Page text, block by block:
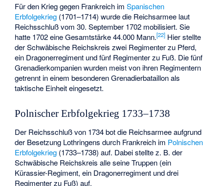
Für den Krieg gegen Frankreich imSpanischen
Erbfolgekrieg (1701–1714) wurde die Reichsarmee laut
Reichsschluß vom 30. September 1702 mobilisiert. Sie
hatte 1702 eine Gesamtstärke 44.000 Mann.[22] Hier stellte
der Schwäbische Reichskreis zwei Regimenter zu Pferd,
ein Dragonerregiment und fünf Regimenter zu Fuß. Die fünf
Grenadierkompanien wurden meist von ihren Regimentern
getrennt in einem besonderen Grenadierbataillon als
taktische Einheit eingesetzt.
Polnischer Erbfolgekrieg 1733–1738
Der Reichsschluß von 1734 bot die Reichsarmee aufgrund
der Besetzung Lothringens durch Frankreich im Polnischen
Erbfolgekrieg (1733–1738) auf. Dabei stellte z. B. der
Schwäbische Reichskreis alle seine Truppen (ein
Kürassier-Regiment, ein Dragonerregiment und drei
Regimenter zu Fuß) auf.